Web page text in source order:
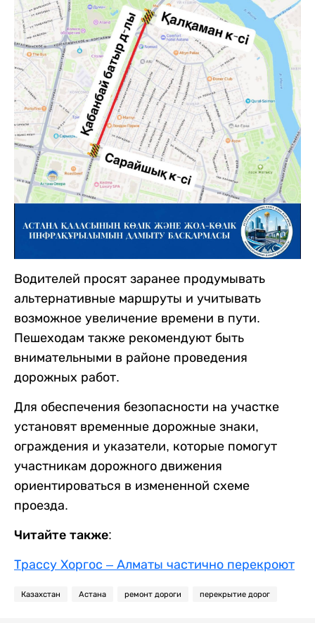
Водителей просят заранее продумывать
альтернативные маршруты и учитывать
возможное увеличение времени в пути.
Пешеходам также рекомендуют быть
внимательными в районе проведения
дорожных работ.
Для обеспечения безопасности на участке
установят временные дорожные знаки,
ограждения и указатели, которые помогут
участникам дорожного движения
ориентироваться в измененной схеме
проезда.
Читайте также:
Трассу Хоргос – Алматы частично перекроют
Казахстан Астана ремонт дороги перекрытие дорог